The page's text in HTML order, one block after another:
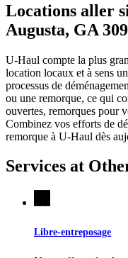
Locations aller
Augusta, GA
U-Haul compte la plus
location locaux et à sens
processus de
ou une remorque, ce qui
ouvertes, remorques pour
Combinez vos efforts de
remorque à U-Haul dès
Services at
Libre-entreposage